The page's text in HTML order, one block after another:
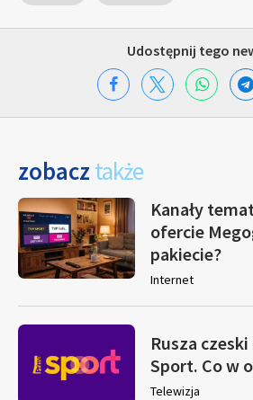
Udostępnij tego
zobacz także
Kanały
ofercie
pakiecie?
Internet
Rusza
Sport. Co w
Telewizja